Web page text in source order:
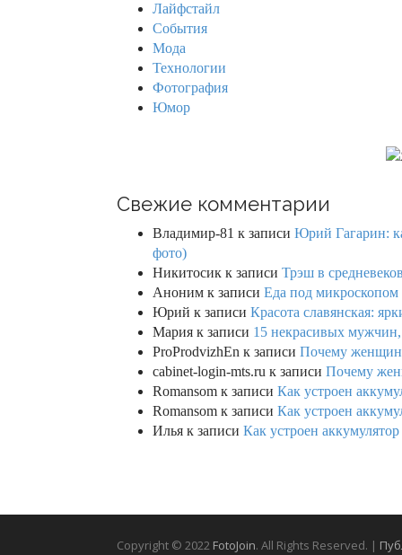
Лайфстайл
События
Мода
Технологии
Фотография
Юмор
Свежие комментарии
Владимир-81 к записи Юрий Гагарин:
фото)
Никитосик к записи Трэш в
Аноним к записи Еда под микроскопом
Юрий к записи Красота славянская:
Мария к записи 15 некрасивых
ProProdvizhEn к записи Почему
cabinet-login-mts.ru к записи Почему
Romansom к записи Как устроен
Romansom к записи Как устроен
Илья к записи Как устроен
Copyright © 2022 FotoJoin. All Rights Reserved. |